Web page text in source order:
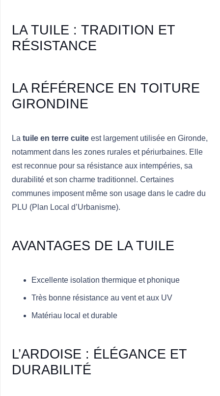
LA TUILE : TRADITION ET
RÉSISTANCE
LA RÉFÉRENCE EN TOITURE
GIRONDINE
La tuile en terre cuite est largement utilisée en Gironde,
notamment dans les zones rurales et périurbaines. Elle
est reconnue pour sa résistance aux intempéries, sa
durabilité et son charme traditionnel. Certaines
communes imposent même son usage dans le cadre du
PLU (Plan Local d’Urbanisme).
AVANTAGES DE LA TUILE
Excellente isolation thermique et phonique
Très bonne résistance au vent et aux UV
Matériau local et durable
L’ARDOISE : ÉLÉGANCE ET
DURABILITÉ